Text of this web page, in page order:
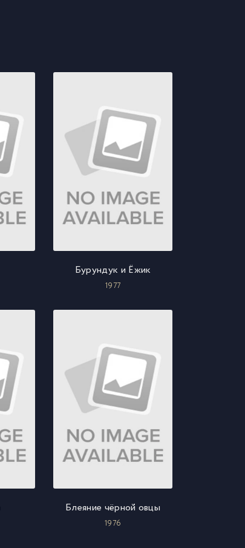
Бурундук и Ёжик
1977
Блеяние чёрной овцы
1976